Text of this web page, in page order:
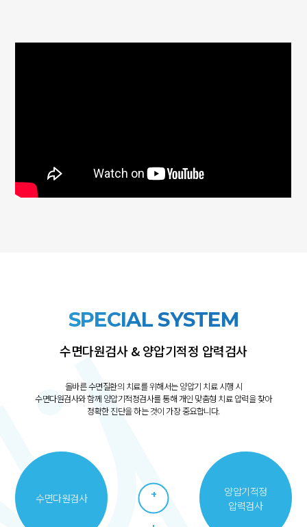
SPECIAL SYSTEM
수면다원검사 & 양압기적정 압력검사
올바른 수면질환의 치료를 위해서는 양압기 치료 시행 시
수면다원검사와 함께 양압기적정검사를 통해 개인 맞춤형 치료 압력을 찾아
정확한 진단을 하는 것이 가장 중요합니다.
수면다원검사 +
양압기적정
압력검사